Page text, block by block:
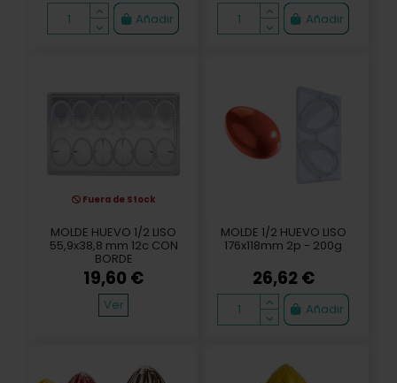
Añadir Añadir
Fuera de Stock
MOLDE HUEVO 1/2 LISO
55,9x38,8 mm 12c CON
BORDE
19,60 €
Ver
MOLDE 1/2 HUEVO LISO
176x118mm 2p - 200g
26,62 €
Añadir